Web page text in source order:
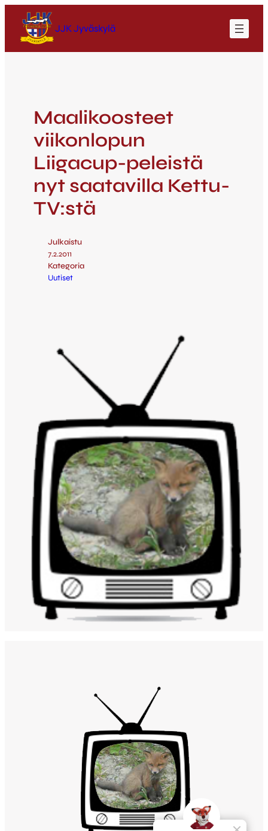
JJK Jyväskylä
Maalikoosteet
viikonlopun
Liigacup-peleistä
nyt saatavilla Kettu-
TV:stä
Julkaistu
7.2.2011
Kategoria
Uutiset